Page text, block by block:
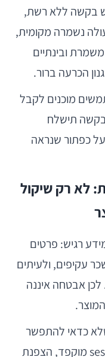
בקשה ללא רשת,
נשמרה מקומית,
ובינתיים
הכרעה ברור.
מוכנים לקבל
תישלח
כפתור שנראה
לא רק שיקול
רגיש: פרטים
עקיפים, ולעיתים
אבטחה איננה
כדאי להתפשר
עליהם: אימות מאובטח, ניהול session מוקפד, הצפנת